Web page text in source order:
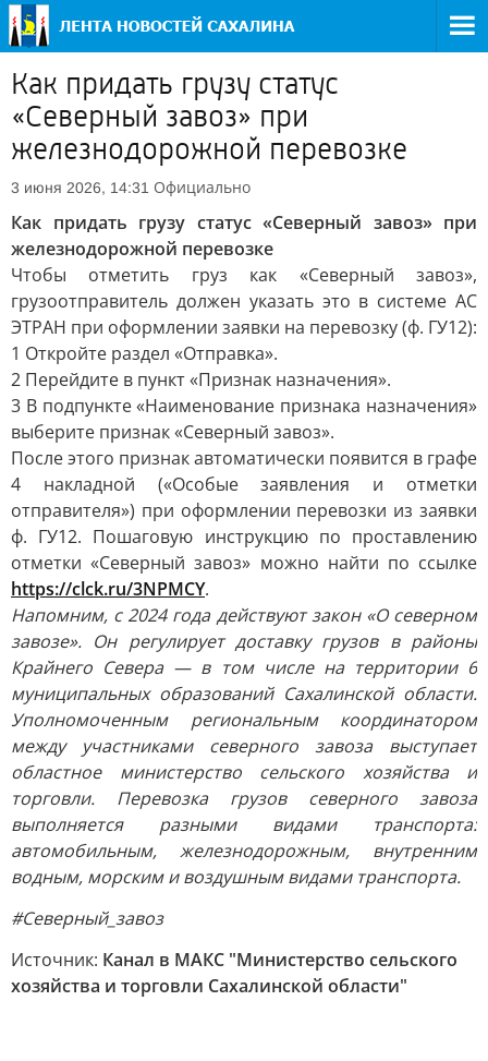
Как придать грузу статус
«Северный завоз» при
железнодорожной перевозке
3 июня 2026, 14:31 Официально
Как придать грузу статус «Северный завоз» при
железнодорожной перевозке
Чтобы отметить груз как «Северный завоз»,
грузоотправитель должен указать это в системе АС
ЭТРАН при оформлении заявки на перевозку (ф. ГУ12):
1 Откройте раздел «Отправка».
2 Перейдите в пункт «Признак назначения».
3 В подпункте «Наименование признака назначения»
выберите признак «Северный завоз».
После этого признак автоматически появится в графе
4 накладной («Особые заявления и отметки
отправителя») при оформлении перевозки из заявки
ф. ГУ12. Пошаговую инструкцию по проставлению
отметки «Северный завоз» можно найти по ссылке
https://clck.ru/3NPMCY.
Напомним, с 2024 года действуют закон «О северном
завозе». Он регулирует доставку грузов в районы
Крайнего Севера — в том числе на территории 6
муниципальных образований Сахалинской области.
Уполномоченным региональным координатором
между участниками северного завоза выступает
областное министерство сельского хозяйства и
торговли. Перевозка грузов северного завоза
выполняется разными видами транспорта:
автомобильным, железнодорожным, внутренним
водным, морским и воздушным видами транспорта.
#Северный_завоз
Источник: Канал в МАКС "Министерство сельского
хозяйства и торговли Сахалинской области"